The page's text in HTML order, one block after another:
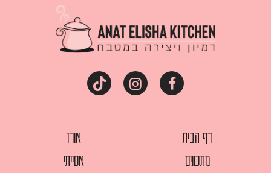
דף הבית
מתכונים
אורז
אסייתי